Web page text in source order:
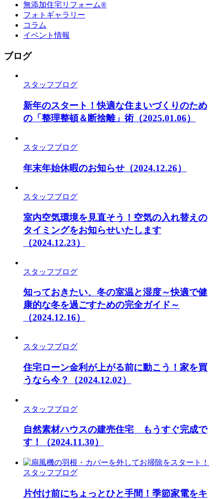
無添加住宅リフォーム®
フォトギャラリー
コラム
イベント情報
ブログ
スタッフブログ
新年のスタート！快適な住まいづくりのため
の「整理整頓＆断捨離」術（2025.01.06）
スタッフブログ
年末年始休暇のお知らせ （2024.12.26）
スタッフブログ
室内空気環境を見直そう！空気の入れ替えの
タイミングをお知らせいたします
（2024.12.23）
スタッフブログ
知っておきたい、冬の室温と湿度～快適で健
康的な冬を過ごすための完全ガイド～
（2024.12.16）
スタッフブログ
住宅ローン金利が上がる前に動こう！家を買
うなら今？
（2024.12.02）
スタッフブログ
自然素材ハウスの建売住宅 もうすぐ完成で
す！
（2024.11.30）
スタッフブログ
片付け前にちょっとひと手間！季節家電をキ